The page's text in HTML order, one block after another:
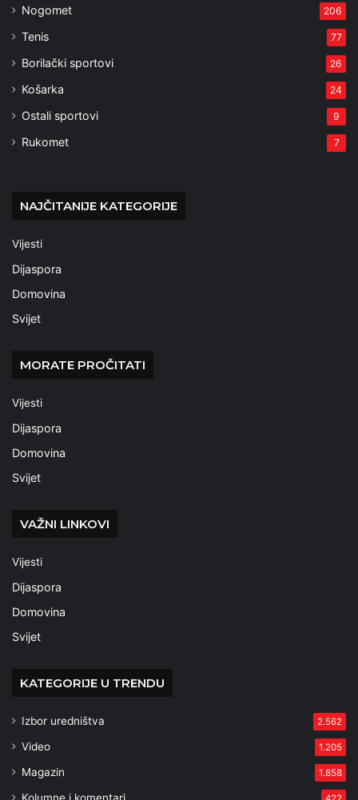
Nogomet 206
Tenis 77
Borilački sportovi 26
Košarka 24
Ostali sportovi 9
Rukomet 7
NAJČITANIJE KATEGORIJE
Vijesti
Dijaspora
Domovina
Svijet
MORATE PROČITATI
Vijesti
Dijaspora
Domovina
Svijet
VAŽNI LINKOVI
Vijesti
Dijaspora
Domovina
Svijet
KATEGORIJE U TRENDU
Izbor uredništva 2.562
Video 1.205
Magazin 1.858